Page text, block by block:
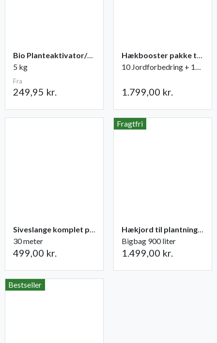
Bio Planteaktivator/Mycoplant
5 kg
Fra
249,95 kr.
Hækbooster pakke til 30 meter
10 Jordforbedring + 15 Naturgødning
1.799,00 kr.
Siveslange komplet pakke
30 meter
499,00 kr.
Fragtfri
Hækjord til plantning af hæk
Bigbag 900 liter
1.499,00 kr.
Bestseller